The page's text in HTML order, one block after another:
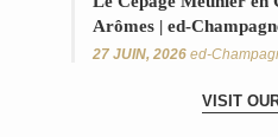
Arômes | ed-
27 JUIN, 2026 ed-
VISIT